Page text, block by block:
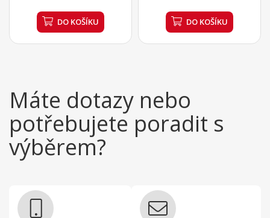
DO KOŠÍKU DO KOŠÍKU
Máte dotazy nebo
potřebujete poradit s
výběrem?